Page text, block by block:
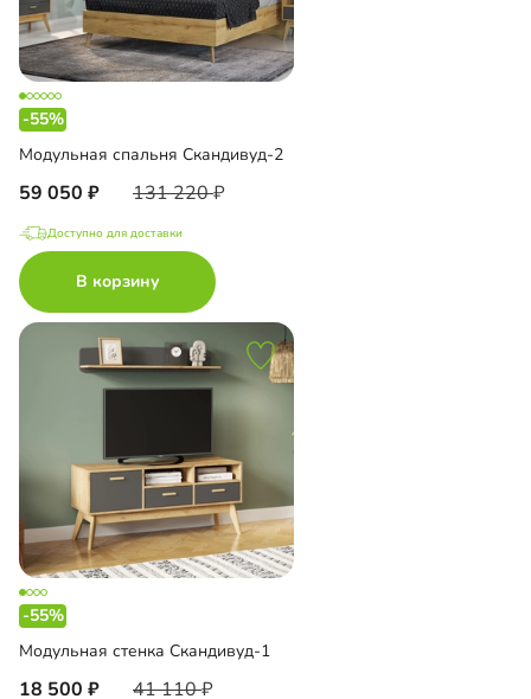
-55%
Модульная спальня Скандивуд-2
59 050 131 220
Доступно для доставки
В корзину
-55%
Модульная стенка Скандивуд-1
18 500 41 110